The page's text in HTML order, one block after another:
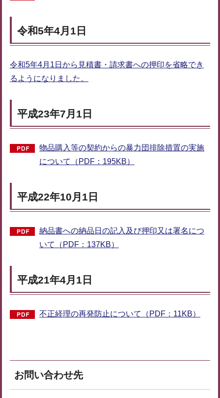
令和5年4月1日
令和5年4月1日から見積書・請求書への押印を省略でき
るようになりました。
平成23年7月1日
物品購入等の契約からの暴力団排除措置の実施
について（PDF：195KB）
平成22年10月1日
納品書への納品日の記入及び押印又は署名につ
いて（PDF：137KB）
平成21年4月1日
不正経理の再発防止について（PDF：11KB）
お問い合わせ先